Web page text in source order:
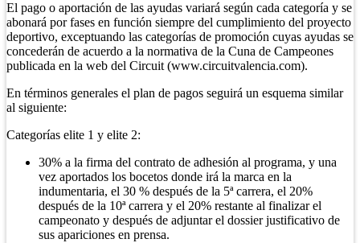
El pago o aportación de las ayudas variará según cada categoría y se
abonará por fases en función siempre del cumplimiento del proyecto
deportivo, exceptuando las categorías de promoción cuyas ayudas se
concederán de acuerdo a la normativa de la Cuna de Campeones
publicada en la web del Circuit (www.circuitvalencia.com).
En términos generales el plan de pagos seguirá un esquema similar
al siguiente:
Categorías elite 1 y elite 2:
30% a la firma del contrato de adhesión al programa, y una
vez aportados los bocetos donde irá la marca en la
indumentaria, el 30 % después de la 5ª carrera, el 20%
después de la 10ª carrera y el 20% restante al finalizar el
campeonato y después de adjuntar el dossier justificativo de
sus apariciones en prensa.